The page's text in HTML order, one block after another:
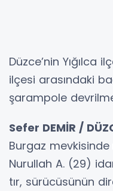
Düzce’nin Yığılca
ilçesi arasındaki
şarampole
Sefer DEMİR /
Burgaz
Nurullah A. (29)
tır, sürücüsünün